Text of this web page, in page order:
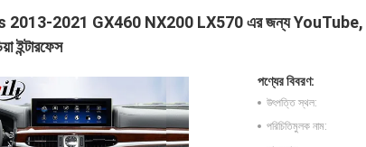
2013-2021 GX460 NX200 LX570 এর জন্য
ইন্টারফেস
পণ্যের বিবরণ:
উৎপত্তি স্থল:
পরিচিতিমুলক নাম: